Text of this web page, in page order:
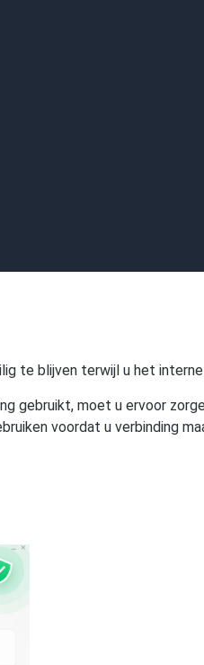
te blijven terwijl u het
gebruikt, moet u ervoor
voordat u verbinding